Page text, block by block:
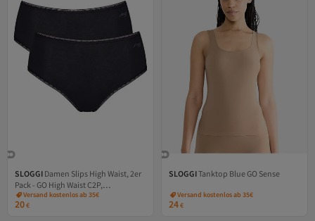
SLOGGI Damen Slips High Waist, 2er
Pack - GO High Waist C2P,
Unterwäsche, Unterhose, Spitze,
Baumwolle, Logo, einfarbig
Versand kostenlos ab 35€
20€
SLOGGITanktop Blue GO Sense
Versand kostenlos ab 35€
24€